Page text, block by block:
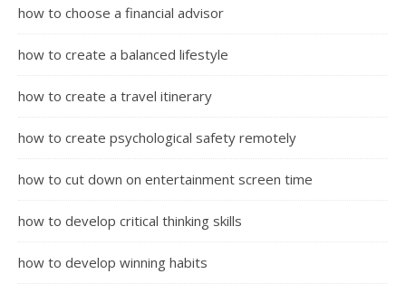
how to choose a financial advisor
how to create a balanced lifestyle
how to create a travel itinerary
how to create psychological safety remotely
how to cut down on entertainment screen time
how to develop critical thinking skills
how to develop winning habits